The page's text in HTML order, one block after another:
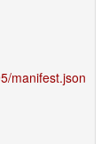
manifest.json